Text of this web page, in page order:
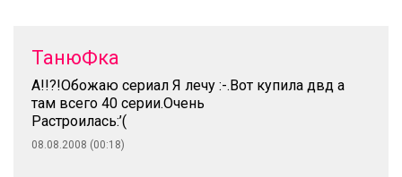
ТанюФка
А!!?!Обожаю сериал Я лечу :-.Вот купила двд а
там всего 40 серии.Очень
Растроилась:’(
08.08.2008 (00:18)